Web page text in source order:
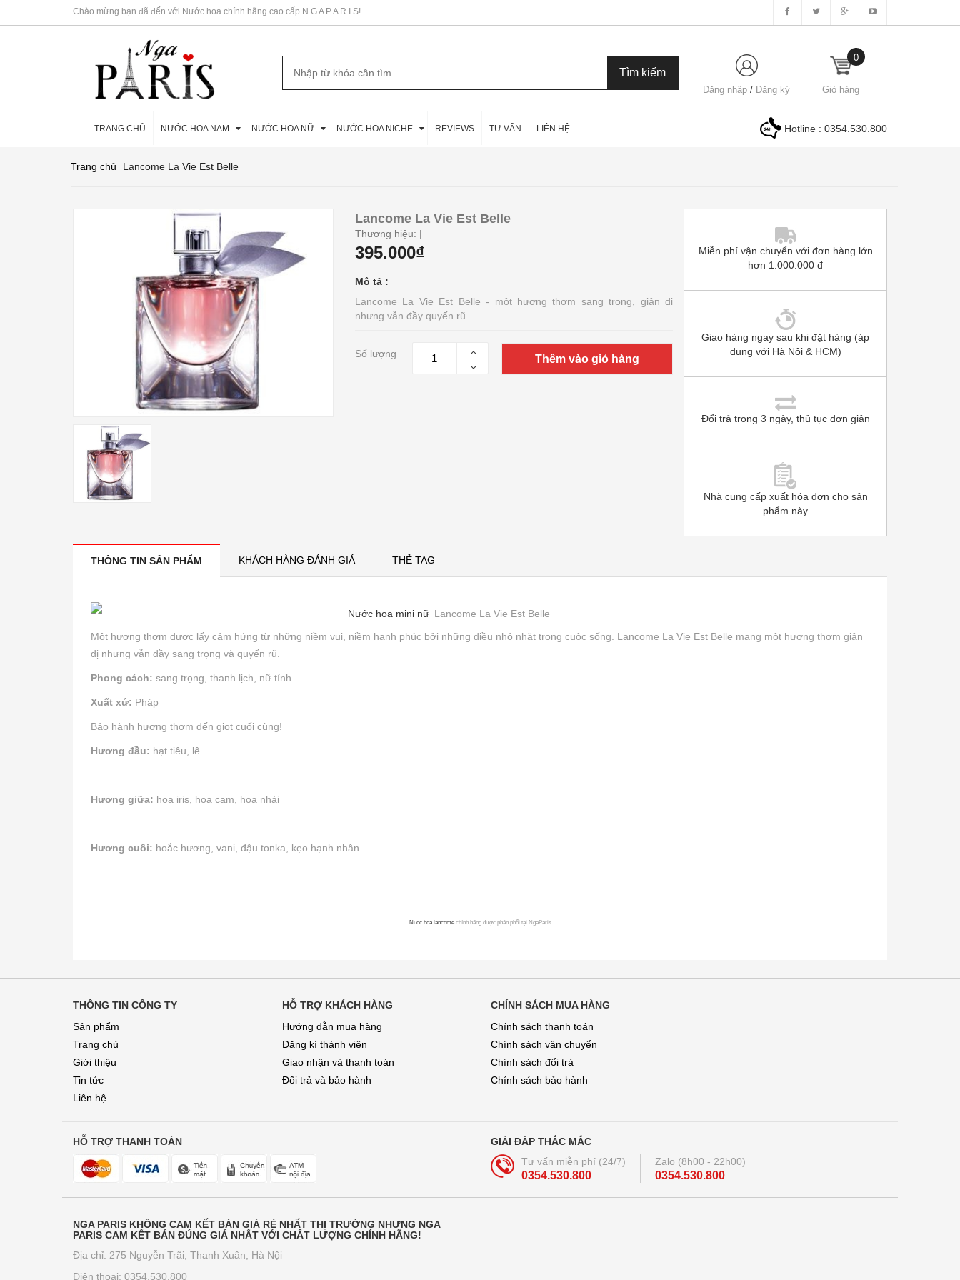
Chào mừng bạn đã đến với Nước hoa chính hãng cao cấp N G A P A R I S!
Đăng nhập /Đăng ký Giỏ hàng
0
TRANG CHỦ NƯỚC HOA NAM NƯỚC HOA NỮ NƯỚC HOA NICHE REVIEWS TƯ VẤN LIÊN HỆ Hotline : 0354.530.800
Trang chủ Lancome La Vie Est Belle
Lancome La Vie Est Belle
Thương hiệu: |
395.000₫
Mô tả :
Lancome La Vie Est Belle - một hương thơm sang trọng, giản dị
nhưng vẫn đầy quyến rũ
Số lượng Thêm vào giỏ hàng
Miễn phí vận chuyển với đơn hàng lớn
hơn 1.000.000 đ
Giao hàng ngay sau khi đặt hàng (áp
dụng với Hà Nội & HCM)
Đổi trả trong 3 ngày, thủ tục đơn giản
Nhà cung cấp xuất hóa đơn cho sản
phẩm này
THÔNG TIN SẢN PHẨM KHÁCH HÀNG ĐÁNH GIÁ THẺ TAG
Nước hoa mini nữ Lancome La Vie Est Belle
Một hương thơm được lấy cảm hứng từ những niềm vui, niềm hạnh phúc bởi những điều nhỏ nhặt trong cuộc sống. Lancome La Vie Est Belle mang một hương thơm giản
dị nhưng vẫn đầy sang trọng và quyến rũ.
Phong cách: sang trọng, thanh lịch, nữ tính
Xuất xứ: Pháp
Bảo hành hương thơm đến giọt cuối cùng!
Hương đầu: hạt tiêu, lê
Hương giữa: hoa iris, hoa cam, hoa nhài
Hương cuối: hoắc hương, vani, đậu tonka, kẹo hạnh nhân
Nuoc hoa lancomechính hãng được phân phối tại NgaParis
THÔNG TIN CÔNG TY
Sản phẩm
Trang chủ
Giới thiệu
Tin tức
Liên hệ
HỖ TRỢ KHÁCH HÀNG
Hướng dẫn mua hàng
Đăng kí thành viên
Giao nhận và thanh toán
Đổi trả và bảo hành
CHÍNH SÁCH MUA HÀNG
Chính sách thanh toán
Chính sách vận chuyển
Chính sách đổi trả
Chính sách bảo hành
HỖ TRỢ THANH TOÁN
GIẢI ĐÁP THẮC MẮC
Tư vấn miễn phí (24/7)
0354.530.800
Zalo (8h00 - 22h00)
0354.530.800
NGA PARIS KHÔNG CAM KẾT BÁN GIÁ RẺ NHẤT THỊ TRƯỜNG NHƯNG NGA
PARIS CAM KẾT BÁN ĐÚNG GIÁ NHẤT VỚI CHẤT LƯỢNG CHÍNH HÃNG!
Địa chỉ: 275 Nguyễn Trãi, Thanh Xuân, Hà Nội
Điện thoại: 0354.530.800